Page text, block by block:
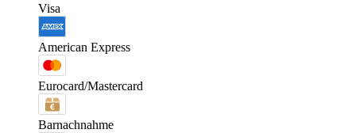
Visa
American Express
Eurocard/Mastercard
Barnachnahme